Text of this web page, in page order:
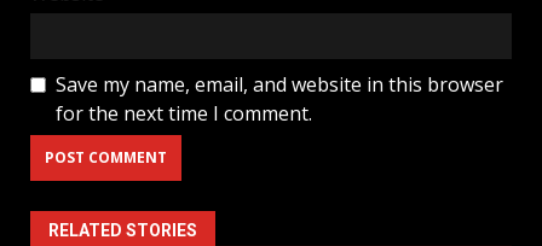
Save my name, email, and website in this browser
for the next time I comment.
RELATED STORIES